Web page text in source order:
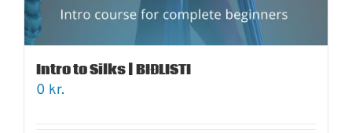
Intro to Silks | BIÐLISTI
0 kr.